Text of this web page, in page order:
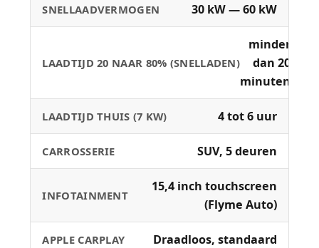
SNELLAADVERMOGEN 30 kW — 60 kW
LAADTIJD 20 NAAR 80% (SNELLADEN)
minder
dan 20
minuten
LAADTIJD THUIS (7 KW) 4 tot 6 uur
CARROSSERIE SUV, 5 deuren
INFOTAINMENT
15,4 inch touchscreen
(Flyme Auto)
APPLE CARPLAY Draadloos, standaard